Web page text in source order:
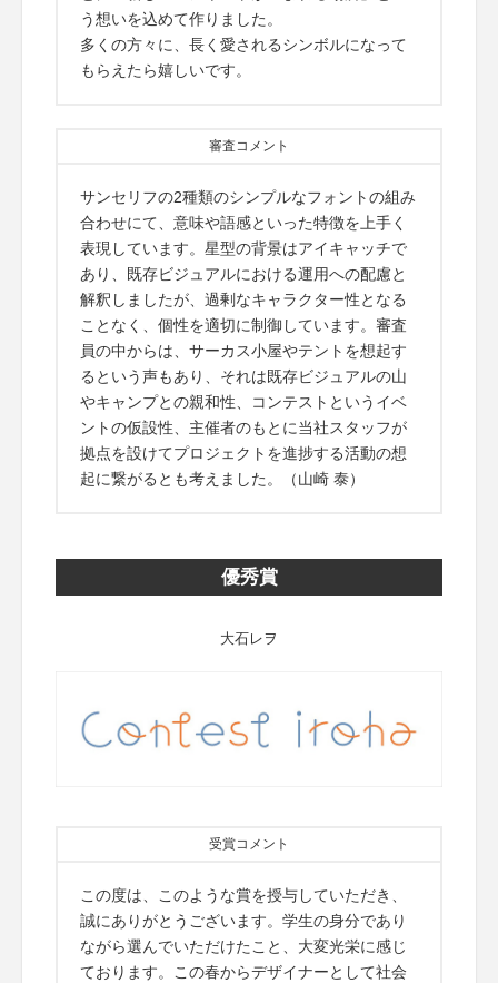
う想いを込めて作りました。
多くの方々に、長く愛されるシンボルになって
もらえたら嬉しいです。
審査コメント
サンセリフの2種類のシンプルなフォントの組み
合わせにて、意味や語感といった特徴を上手く
表現しています。星型の背景はアイキャッチで
あり、既存ビジュアルにおける運用への配慮と
解釈しましたが、過剰なキャラクター性となる
ことなく、個性を適切に制御しています。審査
員の中からは、サーカス小屋やテントを想起す
るという声もあり、それは既存ビジュアルの山
やキャンプとの親和性、コンテストというイベ
ントの仮設性、主催者のもとに当社スタッフが
拠点を設けてプロジェクトを進捗する活動の想
起に繋がるとも考えました。（山崎 泰）
優秀賞
大石レヲ
受賞コメント
この度は、このような賞を授与していただき、
誠にありがとうございます。学生の身分であり
ながら選んでいただけたこと、大変光栄に感じ
ております。この春からデザイナーとして社会